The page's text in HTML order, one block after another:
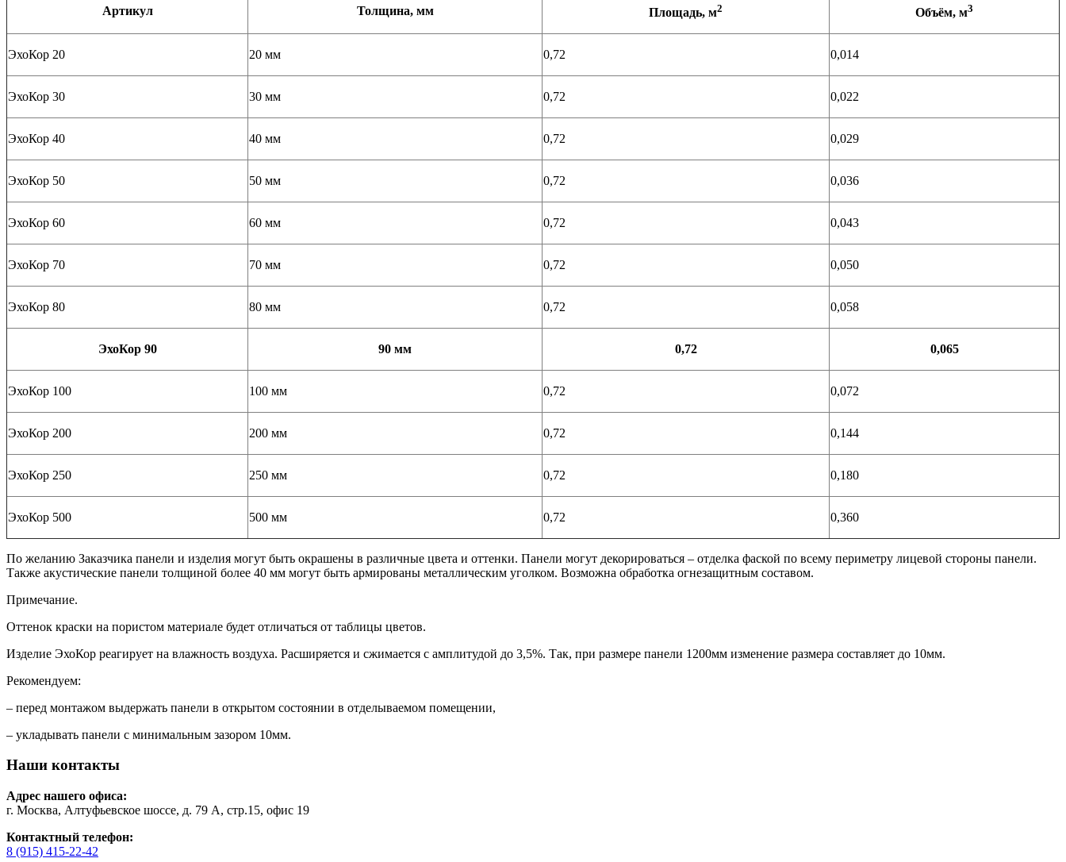
Артикул Толщина, мм Площадь, м2 Объём, м3
ЭхоКор 20 20 мм 0,72 0,014
ЭхоКор 30 30 мм 0,72 0,022
ЭхоКор 40 40 мм 0,72 0,029
ЭхоКор 50 50 мм 0,72 0,036
ЭхоКор 60 60 мм 0,72 0,043
ЭхоКор 70 70 мм 0,72 0,050
ЭхоКор 80 80 мм 0,72 0,058
ЭхоКор 90 90 мм 0,72 0,065
ЭхоКор 100 100 мм 0,72 0,072
ЭхоКор 200 200 мм 0,72 0,144
ЭхоКор 250 250 мм 0,72 0,180
ЭхоКор 500 500 мм 0,72 0,360
По желанию Заказчика панели и изделия могут быть окрашены в различные цвета и оттенки. Панели могут декорироваться – отделка фаской по всему периметру лицевой стороны панели.
Также акустические панели толщиной более 40 мм могут быть армированы металлическим уголком. Возможна обработка огнезащитным составом.
Примечание.
Оттенок краски на пористом материале будет отличаться от таблицы цветов.
Изделие ЭхоКор реагирует на влажность воздуха. Расширяется и сжимается с амплитудой до 3,5%. Так, при размере панели 1200мм изменение размера составляет до 10мм.
Рекомендуем:
– перед монтажом выдержать панели в открытом состоянии в отделываемом помещении,
– укладывать панели с минимальным зазором 10мм.
Наши контакты
Адрес нашего офиса:
г. Москва, Алтуфьевское шоссе, д. 79 А, стр.15, офис 19
Контактный телефон:
8 (915) 415-22-42